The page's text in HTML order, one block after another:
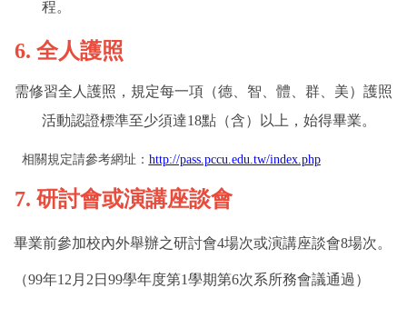
程。
6. 全人護照
需修習全人護照，規定每一項（德、智、體、群、美）護照
活動認證標準至少須達18點（含）以上，始得畢業。
相關規定請參考網址： http://pass.pccu.edu.tw/index.php
7. 研討會或演講座談會
畢業前參加校內外舉辦之研討會4場次或演講座談會8場次。
（99年12月 2日 99學年度第1學期第6次系所務會議通過）